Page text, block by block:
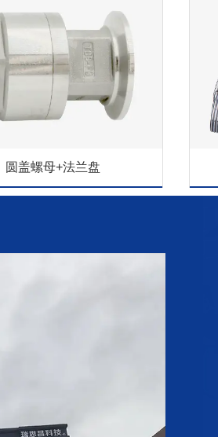
圆盖螺母+法兰盘